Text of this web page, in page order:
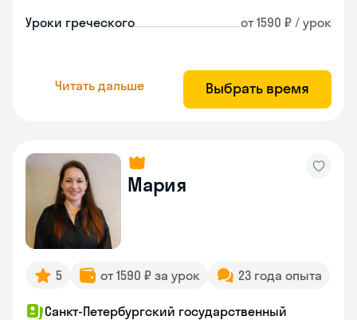
Уроки греческого от 1590 ₽ / урок
Читать дальше Выбрать время
Мария
5 от 1590 ₽ за урок 23 года опыта
Санкт-Петербургский государственный